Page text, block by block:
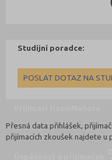
Studijní poradce:
POSLAT DOTAZ NA
Přesná data přihlášek,
přijímacích zkoušek najdete